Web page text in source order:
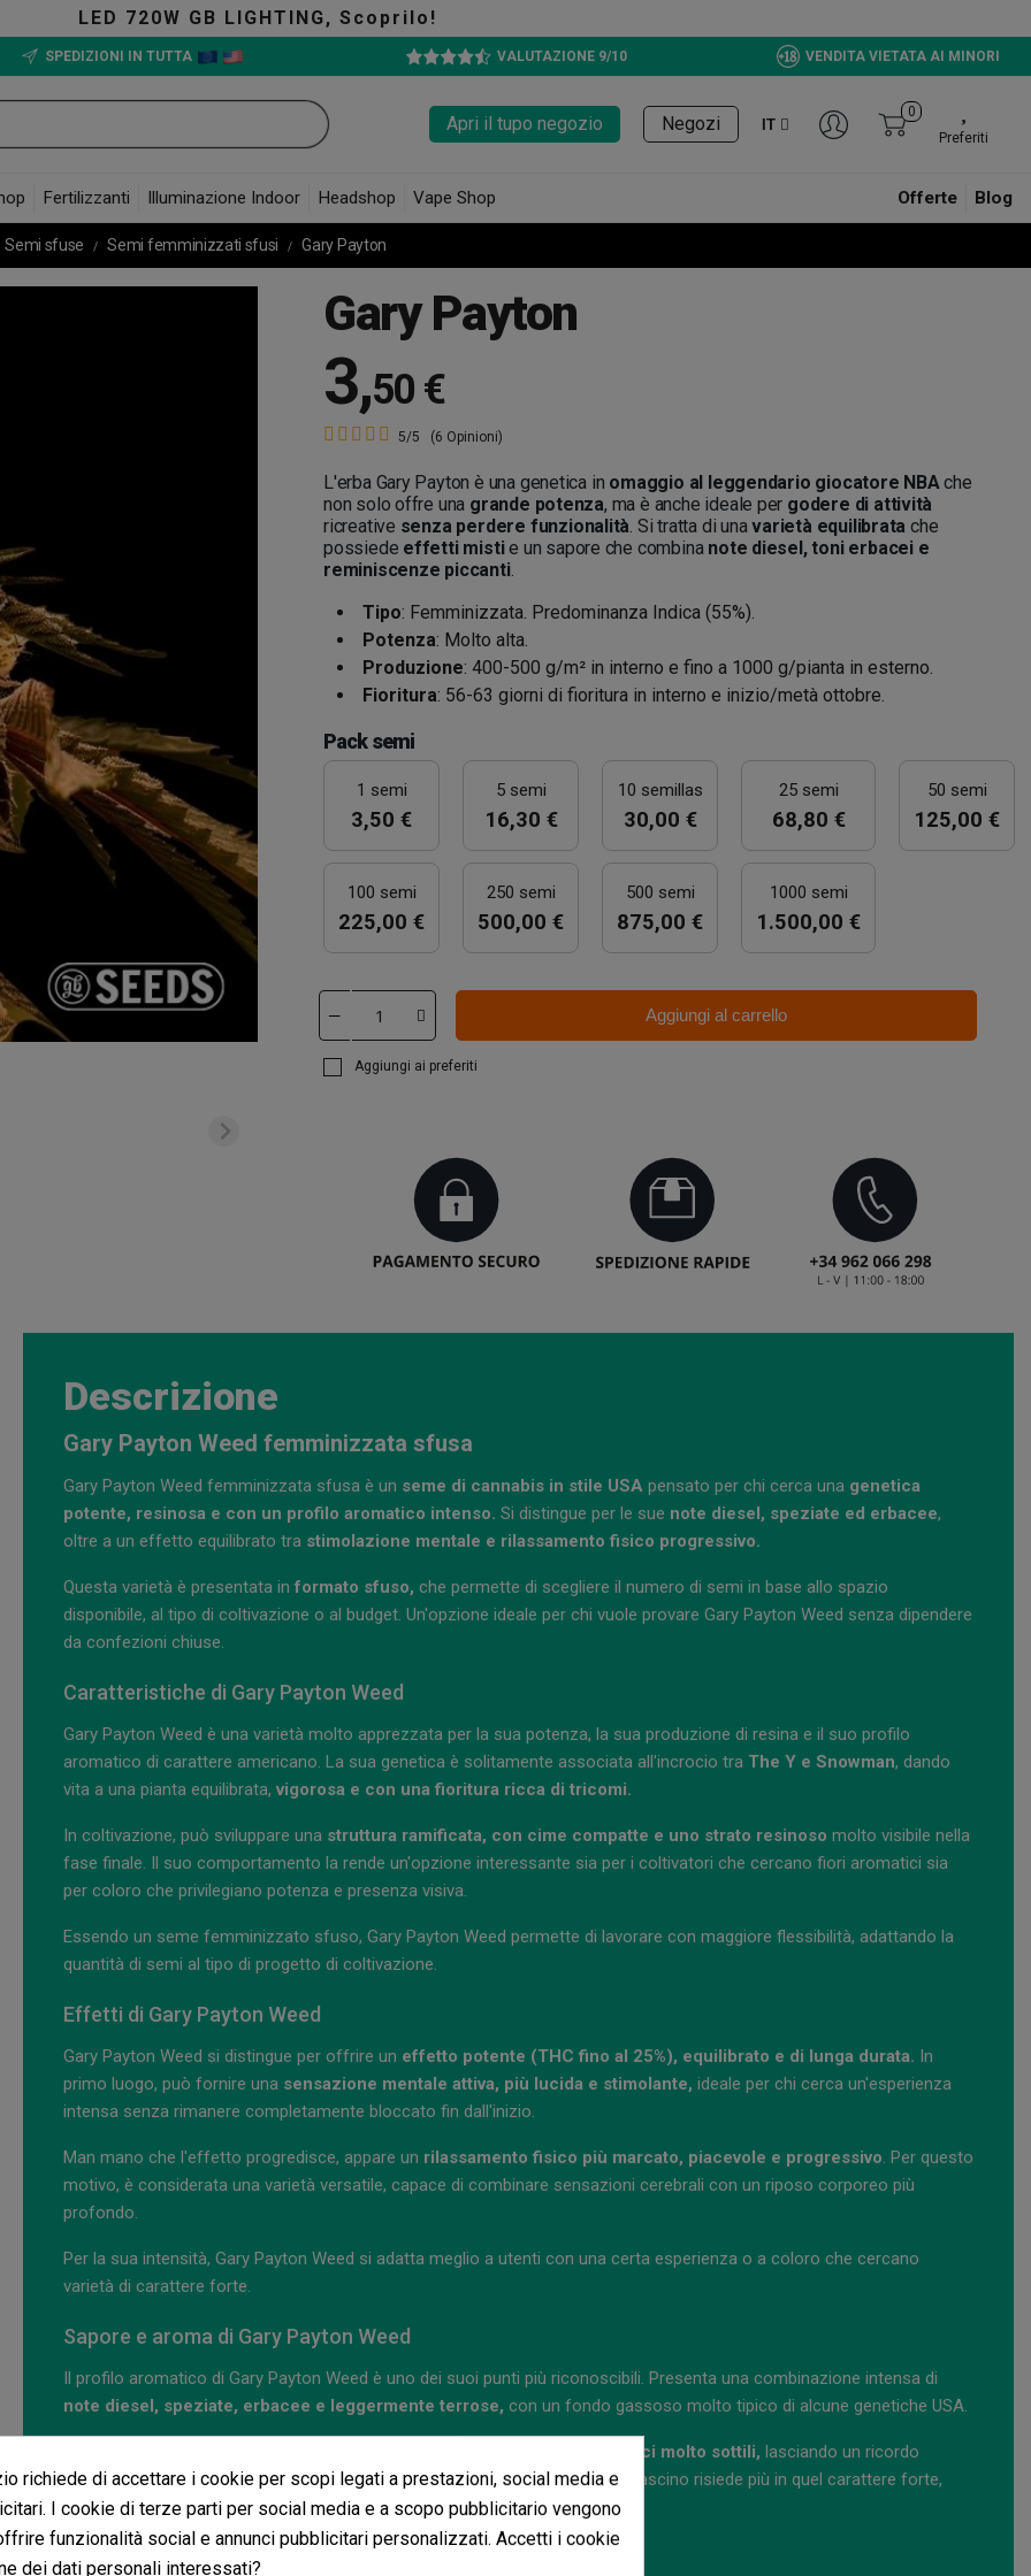
Scoprilo!
SPEDIZIONI IN TUTTA VALUTAZIONE 9/10 VENDITA VIETATA AI MINORI
Apri il tupo negozio Negozi IT
0
Preferiti
Fertilizzanti Illuminazione Indoor Headshop Vape Shop Offerte Blog
Semi sfuse Semi femminizzati sfusi Gary Payton
Gary Payton
3,50 €
5/5 (6 Opinioni)
L'erba Gary Payton è una genetica in omaggio al leggendario giocatore NBAche
non solo offre una grande potenza, ma è anche ideale per godere di attività
ricreative senza perdere funzionalità. Si tratta di unavarietà equilibrata che
possiede effetti mistie un sapore che combina note diesel, toni erbacei e
reminiscenze piccanti.
Tipo: Femminizzata. Predominanza Indica (55%).
Potenza: Molto alta.
Produzione: 400-500 g/m² in interno e fino a 1000 g/pianta in esterno.
Fioritura: 56-63 giorni di fioritura in interno e inizio/metà ottobre.
Pack semi
1 semi
3,50 €
5 semi
16,30 €
10 semillas
30,00 €
25 semi
68,80 €
50 semi
125,00 €
100 semi
225,00 €
250 semi
500,00 €
500 semi
875,00 €
1000 semi
1.500,00 €
Aggiungi al carrello
Aggiungi ai preferiti
Descrizione
Gary Payton Weed femminizzata sfusa
Gary Payton Weed femminizzata sfusa è un seme di cannabis in stile USA pensato per chi cerca una genetica
potente, resinosa e con un profilo aromatico intenso. Si distingue per le sue note diesel, speziate ed erbacee,
oltre a un effetto equilibrato tra stimolazione mentale e rilassamento fisico progressivo.
Questa varietà è presentata informato sfuso, che permette di scegliere il numero di semi in base allo spazio
disponibile, al tipo di coltivazione o al budget. Un'opzione ideale per chi vuole provare Gary Payton Weed senza dipendere
da confezioni chiuse.
Caratteristiche di Gary Payton Weed
Gary Payton Weed è una varietà molto apprezzata per la sua potenza, la sua produzione di resina e il suo profilo
aromatico di carattere americano. La sua genetica è solitamente associata all'incrocio tra The Y e Snowman, dando
vita a una pianta equilibrata, vigorosa e con una fioritura ricca di tricomi.
In coltivazione, può sviluppare una struttura ramificata, con cime compatte e uno strato resinoso molto visibile nella
fase finale. Il suo comportamento la rende un'opzione interessante sia per i coltivatori che cercano fiori aromatici sia
per coloro che privilegiano potenza e presenza visiva.
Essendo un seme femminizzato sfuso, Gary Payton Weed permette di lavorare con maggiore flessibilità, adattando la
quantità di semi al tipo di progetto di coltivazione.
Effetti di Gary Payton Weed
Gary Payton Weed si distingue per offrire un effetto potente (THC fino al 25%), equilibrato e di lunga durata. In
primo luogo, può fornire una sensazione mentale attiva, più lucida e stimolante, ideale per chi cerca un'esperienza
intensa senza rimanere completamente bloccato fin dall'inizio.
Man mano che l'effetto progredisce, appare un rilassamento fisico più marcato, piacevole e progressivo. Per questo
motivo, è considerata una varietà versatile, capace di combinare sensazioni cerebrali con un riposo corporeo più
profondo.
Per la sua intensità, Gary Payton Weed si adatta meglio a utenti con una certa esperienza o a coloro che cercano
varietà di carattere forte.
Sapore e aroma di Gary Payton Weed
Il profilo aromatico di Gary Payton Weed è uno dei suoi punti più riconoscibili. Presenta una combinazione intensa di
note diesel, speziate, erbacee e leggermente terrose, con un fondo gassoso molto tipico di alcune genetiche USA.
sfumature speziate, secche e dolci molto sottili, lasciando un ricordo
persistente e complesso. Non è una varietà particolarmente fruttata; il suo fascino risiede più in quel carattere forte,
profondo e con personalità.
Produzione di Gary Payton Weed indoor e outdoor
richiede di accettare i cookie per scopi legati a prestazioni, social media e
I cookie di terze parti per social media e a scopo pubblicitario vengono
funzionalità social e annunci pubblicitari personalizzati. Accetti i cookie
dei dati personali interessati?